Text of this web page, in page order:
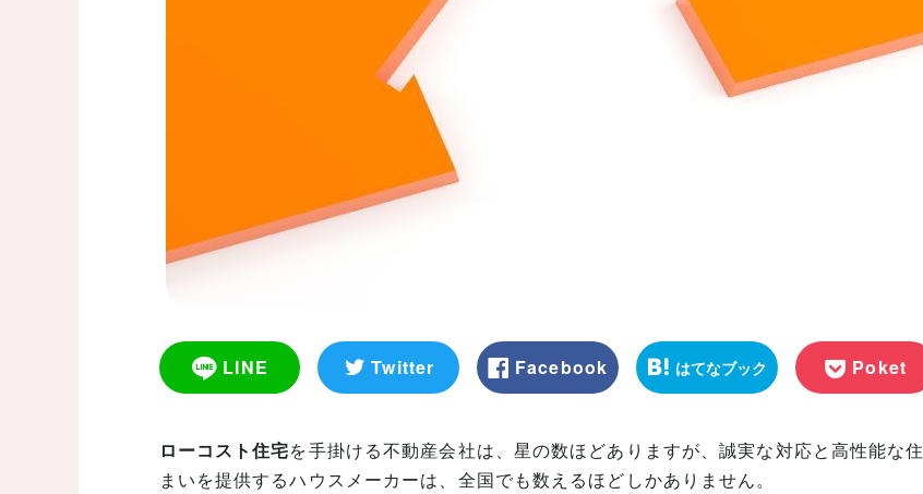
LINE Twitter Facebook はてなブック Poket
ローコスト住宅を手掛ける不動産会社は、星の数ほどありますが、誠実な対応と高性能な住
まいを提供するハウスメーカーは、全国でも数えるほどしかありません。